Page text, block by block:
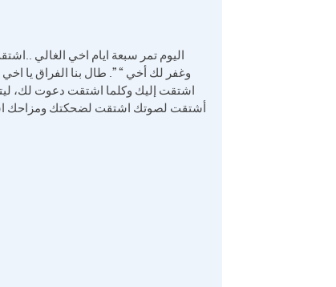
اليوم تمر سبعة ايام اخي الغالي
وغفر لك أخي “”. طال بنا الفراق يا
اشتقت إليك وكلما اشتقت دعوت لك،
أشتقت لصوتك اشتقت لضحكتك ومزاحك